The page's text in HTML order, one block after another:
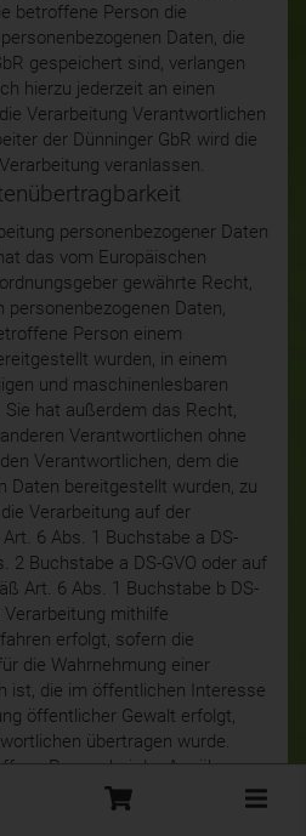
betroffene Person die
Daten, die
gespeichert sind, verlangen
hierzu jederzeit an einen
Verarbeitung Verantwortlichen
der Dünninger GbR wird die
veranlassen.
personenbezogener Daten
das vom Europäischen
gewährte Recht,
personenbezogenen Daten,
Person einem
wurden, in einem
und maschinenlesbaren
hat außerdem das Recht,
Verantwortlichen ohne
Verantwortlichen, dem die
Daten bereitgestellt wurden, zu
Verarbeitung auf der
6 Abs. 1 Buchstabe a DS-
2 Buchstabe a DS-GVO oder auf
Art. 6 Abs. 1 Buchstabe b DS-
Verarbeitung mithilfe
erfolgt, sofern die
die Wahrnehmung einer
ist, die im öffentlichen Interesse
öffentlicher Gewalt erfolgt,
übertragen wurde.
Person bei der Ausübung
gemäß Art. 20
Recht, zu erwirken, dass die
Toggle